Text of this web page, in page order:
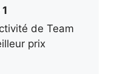
de Team
prix